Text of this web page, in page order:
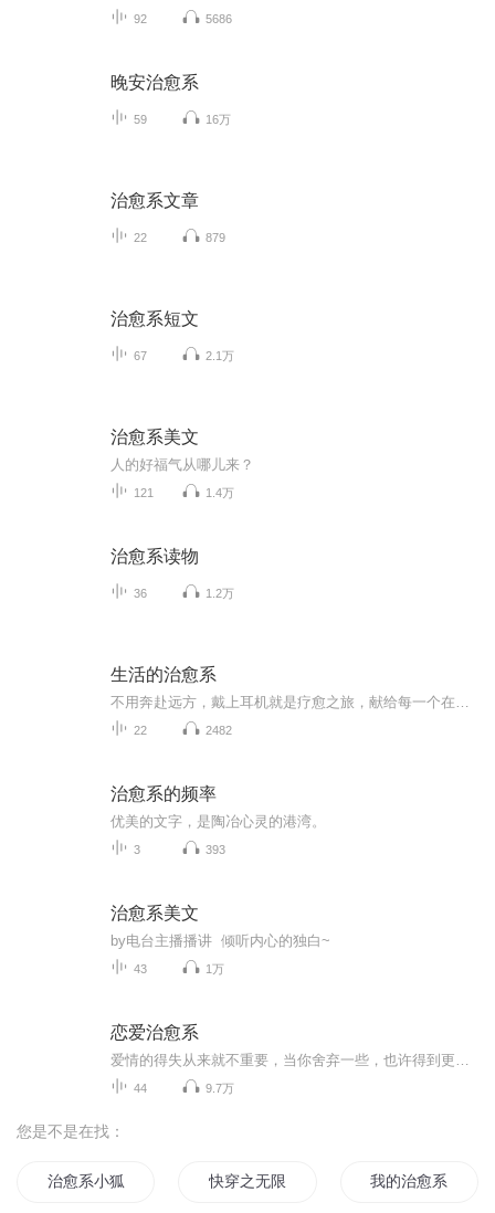
92 5686
晚安治愈系
59 16万
治愈系文章
22 879
治愈系短文
67 2.1万
治愈系美文
人的好福气从哪儿来？
121 1.4万
治愈系读物
36 1.2万
生活的治愈系
22 2482
治愈系的频率
优美的文字，是陶冶心灵的港湾。
3 393
治愈系美文
by电台主播播讲 倾听内心的独白~
43 1万
恋爱治愈系
44 9.7万
您是不是在找：
治愈系小狐妃 快穿之无限治愈 我的治愈系男友